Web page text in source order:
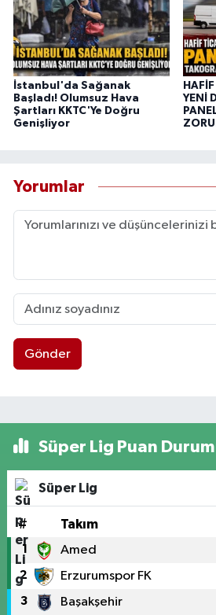
İstanbul'da Sağanak
Başladı! Olumsuz Hava
Şartları KKTC'Ye Doğru
Genişliyor
YENİ
Yorumlar
Gönder
Süper Lig Puan
Süper Lig
# Takım
1 Amed
2 Erzurumspor FK
3 Başakşehir